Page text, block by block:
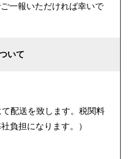
一報いただければ幸いで
いて
て配送を致します。税関料
負担になります。）